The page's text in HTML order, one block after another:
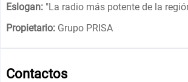
Eslogan: "La radio más potente de la
Propietario: Grupo PRISA
Contactos